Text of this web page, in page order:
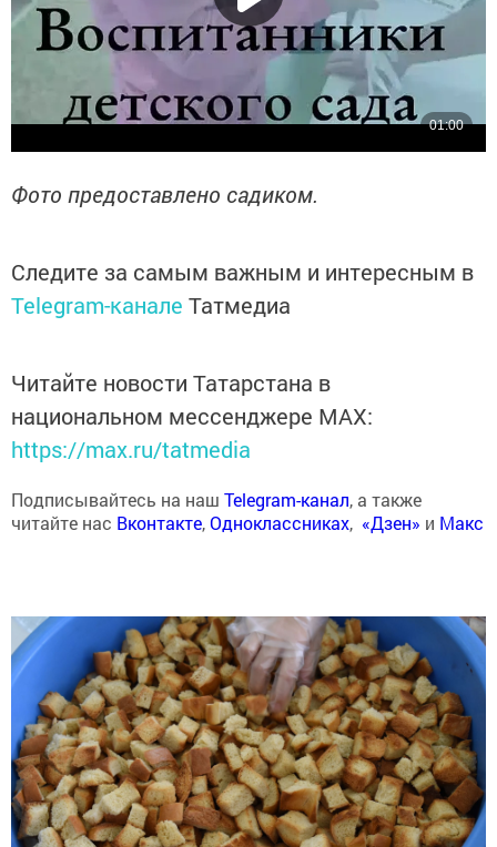
Фото предоставлено садиком.
Следите за самым важным и интересным в
Telegram-канале Татмедиа
Читайте новости Татарстана в
национальном мессенджере MАХ:
https://max.ru/tatmedia
Подписывайтесь на наш Telegram-канал, а также
читайте нас Вконтакте,Одноклассниках, «Дзен» и Макс